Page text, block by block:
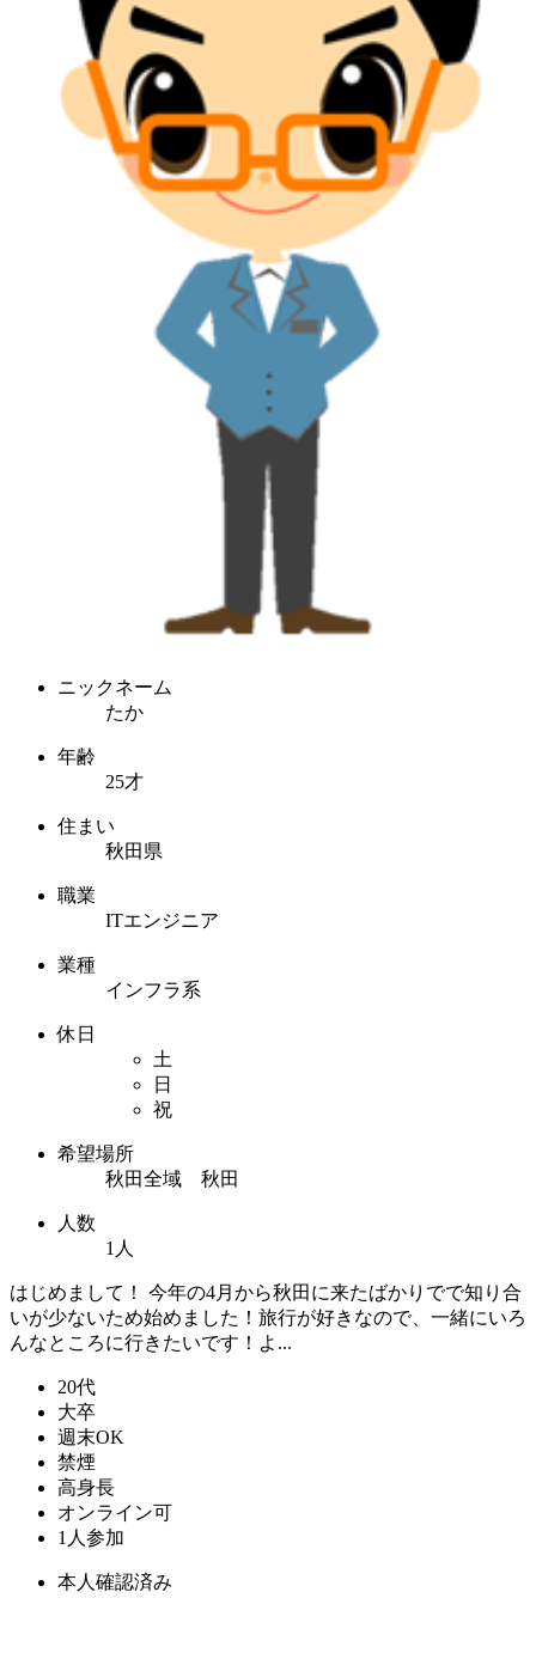
ニックネーム
たか
年齢
25才
住まい
秋田県
職業
ITエンジニア
業種
インフラ系
休日
土
日
祝
希望場所
秋田全域 秋田
人数
1人
はじめまして！ 今年の4月から秋田に来たばかりでで知り合
いが少ないため始めました！旅行が好きなので、一緒にいろ
んなところに行きたいです！よ...
20代
大卒
週末OK
禁煙
高身長
オンライン可
1人参加
本人確認済み